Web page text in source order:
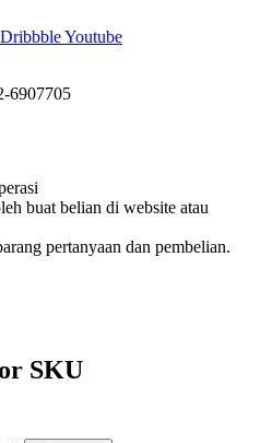
DribbbleYoutube
6907705
buat belian di website atau
pertanyaan dan pembelian.
SKU